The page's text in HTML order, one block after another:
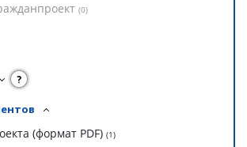
(0)
?
(формат PDF) (1)